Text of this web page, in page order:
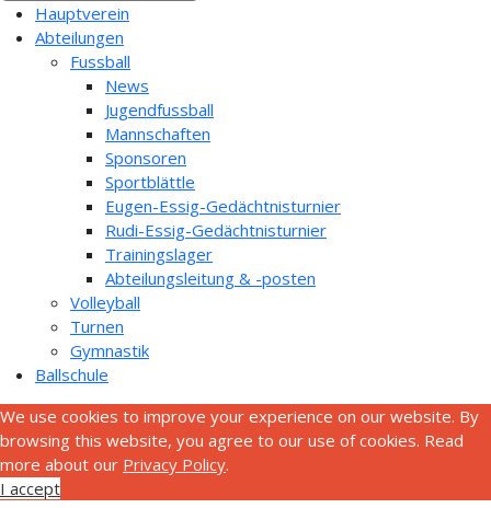
Hauptverein
Abteilungen
Fussball
News
Jugendfussball
Mannschaften
Sponsoren
Sportblättle
Eugen-Essig-Gedächtnisturnier
Rudi-Essig-Gedächtnisturnier
Trainingslager
Abteilungsleitung & -posten
Volleyball
Turnen
Gymnastik
Ballschule
We use cookies to improve your experience on our website. By
browsing this website, you agree to our use of cookies. Read
more about our Privacy Policy.
I accept